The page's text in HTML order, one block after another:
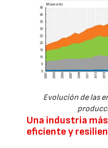
Evolución de las
Una industria
eficiente y